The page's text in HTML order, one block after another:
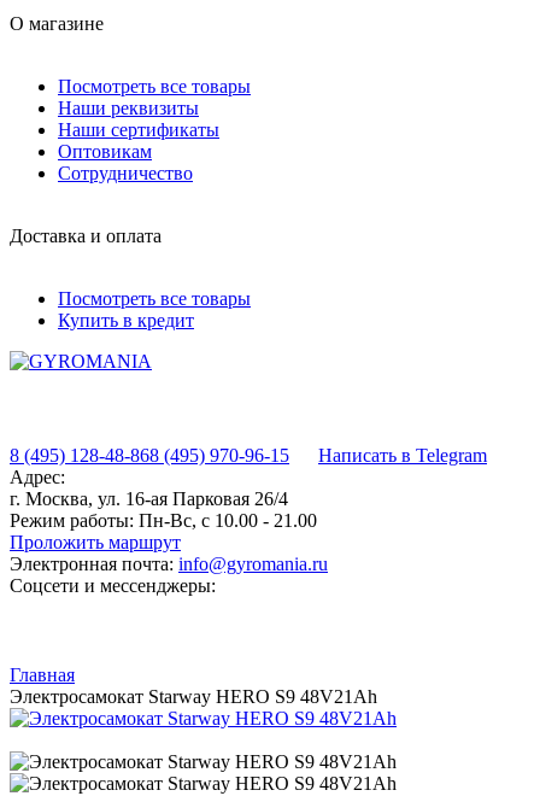
О магазине
Посмотреть все товары
Наши реквизиты
Наши сертификаты
Оптовикам
Сотрудничество
Доставка и оплата
Посмотреть все товары
Купить в кредит
8 (495) 128-48-868 (495) 970-96-15
Написать в Telegram
Адрес:
г. Москва, ул. 16-ая Парковая 26/4
Режим работы: Пн-Вс, с 10.00 - 21.00
Проложить маршрут
Электронная почта: info@gyromania.ru
Соцсети и мессенджеры:
Главная
Электросамокат Starway HERO S9 48V21Ah